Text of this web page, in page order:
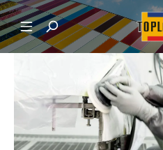
springenStartseite Staubabsaugung